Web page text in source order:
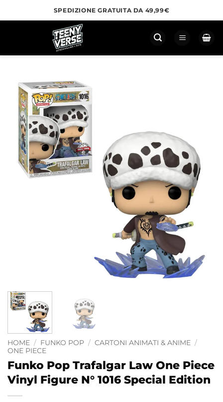
ai
SPEDIZIONE GRATUITA DA 49,99€
HOME / FUNKO POP / CARTONI ANIMATI & ANIME /
ONE PIECE
Funko Pop Trafalgar Law One Piece
Vinyl Figure N° 1016 Special Edition